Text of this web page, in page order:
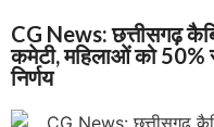
CG News: छत्तीसगढ़
कमेटी, महिलाओं को
निर्णय